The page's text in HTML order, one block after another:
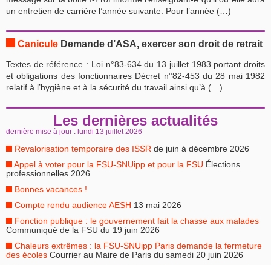
un entretien de carrière l’année suivante. Pour l’année (…)
Canicule Demande d’ASA, exercer son droit de retrait
Textes de référence : Loi n°83-634 du 13 juillet 1983 portant droits
et obligations des fonctionnaires Décret n°82-453 du 28 mai 1982
relatif à l’hygiène et à la sécurité du travail ainsi qu’à (…)
Les dernières actualités
dernière mise à jour : lundi 13 juillet 2026
Revalorisation temporaire des ISSR de juin à décembre 2026
Appel à voter pour la FSU-SNUipp et pour la FSU Élections
professionnelles 2026
Bonnes vacances !
Compte rendu audience AESH 13 mai 2026
Fonction publique : le gouvernement fait la chasse aux malades
Communiqué de la FSU du 19 juin 2026
Chaleurs extrêmes : la FSU-SNUipp Paris demande la fermeture
des écoles Courrier au Maire de Paris du samedi 20 juin 2026